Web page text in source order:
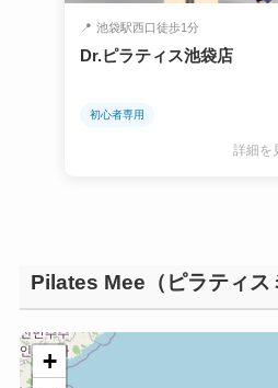
📍 池袋駅西口徒歩1分
Dr.ピラティス池袋店
初心者専用
詳細を
Pilates Mee（ピラティス
+